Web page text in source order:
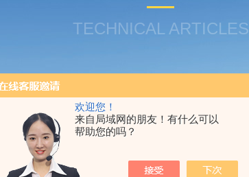
欢迎您！
来自局域网的朋友！有什么可以
帮助您的吗？
TECHNICAL ARTICLES